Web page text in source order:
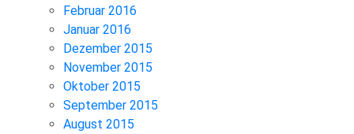
Februar 2016
Januar 2016
Dezember 2015
November 2015
Oktober 2015
September 2015
August 2015